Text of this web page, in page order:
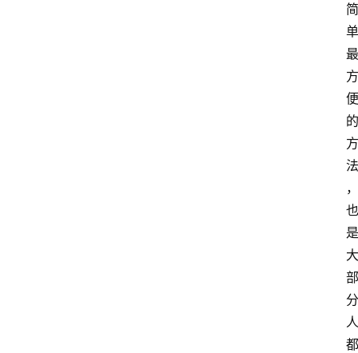
简
单
最
方
便
的
方
法
，
也
是
大
部
分
人
都